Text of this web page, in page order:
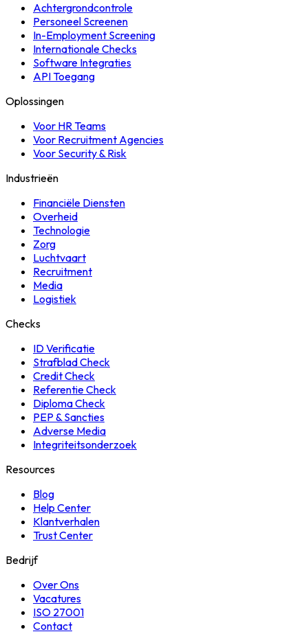
Achtergrondcontrole
Personeel Screenen
In-Employment Screening
Internationale Checks
Software Integraties
API Toegang
Oplossingen
Voor HR Teams
Voor Recruitment Agencies
Voor Security & Risk
Industrieën
Financiële Diensten
Overheid
Technologie
Zorg
Luchtvaart
Recruitment
Media
Logistiek
Checks
ID Verificatie
Strafblad Check
Credit Check
Referentie Check
Diploma Check
PEP & Sancties
Adverse Media
Integriteitsonderzoek
Resources
Blog
Help Center
Klantverhalen
Trust Center
Bedrijf
Over Ons
Vacatures
ISO 27001
Contact